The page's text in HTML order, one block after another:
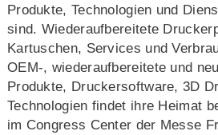
Produkte, Technologien und
sind. Wiederaufbereitete
Kartuschen, Services und
OEM-, wiederaufbereitete und
Produkte, Druckersoftware, 3D
Technologien findet ihre Heimat
im Congress Center der Messe